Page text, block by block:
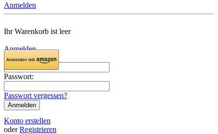
Anmelden
Ihr Warenkorb ist leer
Anmelden
Email:
Passwort:
Passwort vergessen?
Konto erstellen
oder Registrieren